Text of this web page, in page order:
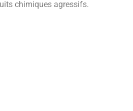
chimiques agressifs.